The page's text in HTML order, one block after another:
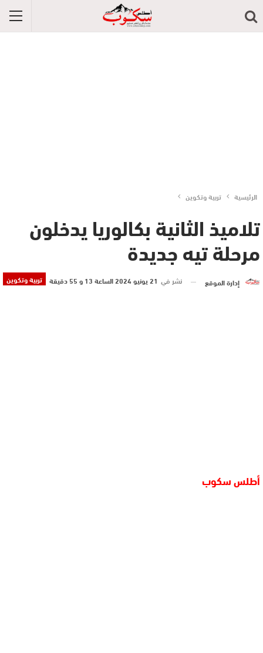
الرئيسية تربية وتكوين
تلاميذ الثانية بكالوريا يدخلون
مرحلة تيه جديدة
تربية وتكوين إدارة الموقع نشر في 21 يونيو 2024 الساعة 13 و 55 دقيقة
أطلس سكوب